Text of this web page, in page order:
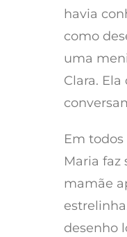
havia
como
uma
Clara.
Em
Maria faz
mamãe
desenho